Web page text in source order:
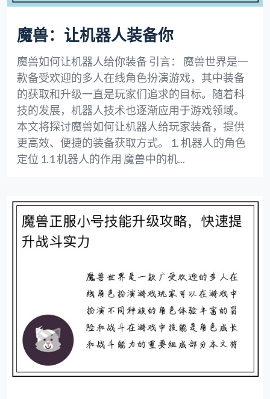
魔兽：让机器人装备你
魔兽如何让机器人给你装备 引言： 魔兽世界是一
款备受欢迎的多人在线角色扮演游戏，其中装备
的获取和升级一直是玩家们追求的目标。随着科
技的发展，机器人技术也逐渐应用于游戏领域。
本文将探讨魔兽如何让机器人给玩家装备，提供
更高效、便捷的装备获取方式。 1. 机器人的角色
定位 1.1 机器人的作用 魔兽中的机...